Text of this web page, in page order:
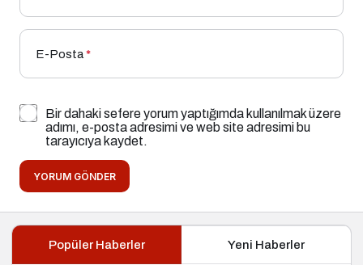
E-Posta*
Bir dahaki sefere yorum yaptığımda kullanılmak üzere
adımı, e-posta adresimi ve web site adresimi bu
tarayıcıya kaydet.
YORUM GÖNDER
Popüler Haberler Yeni Haberler